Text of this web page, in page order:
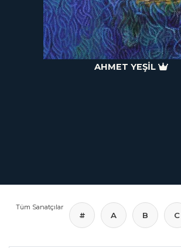
AHMET YEŞİL
Tüm Sanatçılar
# A B C